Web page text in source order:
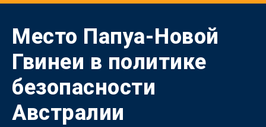
Место Папуа-Новой
Гвинеи в политике
безопасности
Австралии